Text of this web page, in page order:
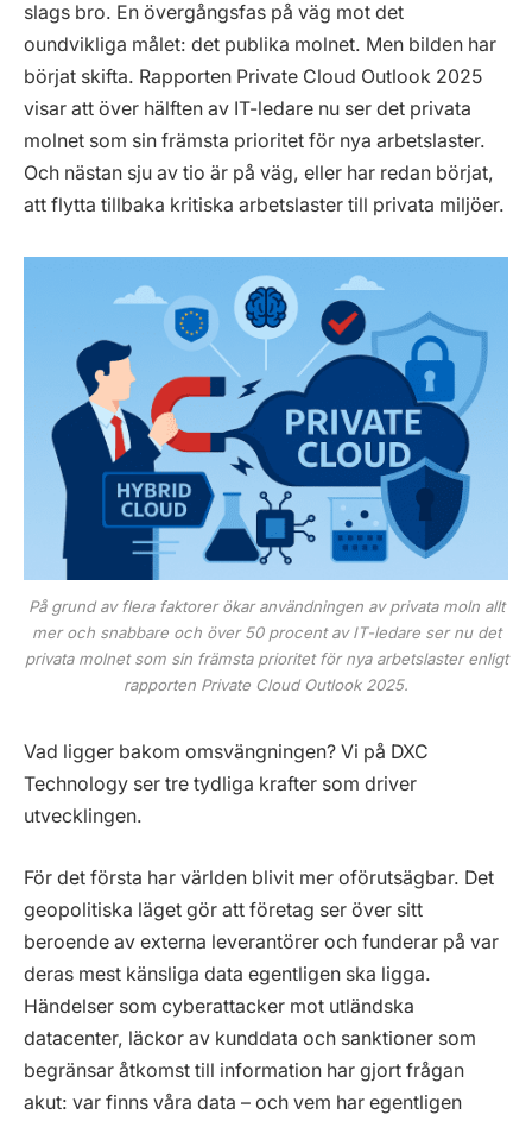
slags bro. En övergångsfas på väg mot det
oundvikliga målet: det publika molnet. Men bilden har
börjat skifta. Rapporten Private Cloud Outlook 2025
visar att över hälften av IT-ledare nu ser det privata
molnet som sin främsta prioritet för nya arbetslaster.
Och nästan sju av tio är på väg, eller har redan börjat,
att flytta tillbaka kritiska arbetslaster till privata miljöer.
På grund av flera faktorer ökar användningen av privata moln allt
mer och snabbare och över 50 procent av IT-ledare ser nu det
privata molnet som sin främsta prioritet för nya arbetslaster enligt
rapporten Private Cloud Outlook 2025.
Vad ligger bakom omsvängningen? Vi på DXC
Technology ser tre tydliga krafter som driver
utvecklingen.
För det första har världen blivit mer oförutsägbar. Det
geopolitiska läget gör att företag ser över sitt
beroende av externa leverantörer och funderar på var
deras mest känsliga data egentligen ska ligga.
Händelser som cyberattacker mot utländska
datacenter, läckor av kunddata och sanktioner som
begränsar åtkomst till information har gjort frågan
akut: var finns våra data – och vem har egentligen